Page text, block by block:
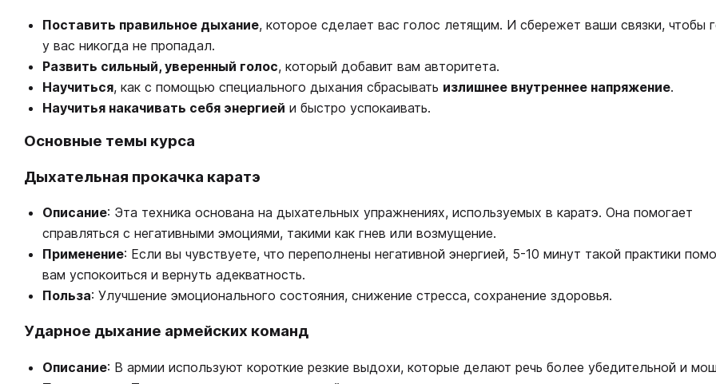
Поставить правильное дыхание, которое сделает вас голос летящим. И сбережет ваши связки, чтобы
у вас никогда не пропадал.
Развить сильный, уверенный голос, который добавит вам авторитета.
Научиться, как с помощью специального дыхания сбрасывать излишнее внутреннее напряжение.
Научитья накачивать себя энергией и быстро успокаивать.
Основные темы курса
Дыхательная прокачка каратэ
Описание: Эта техника основана на дыхательных упражнениях, используемых в каратэ. Она помогает
справляться с негативными эмоциями, такими как гнев или возмущение.
Применение: Если вы чувствуете, что переполнены негативной энергией, 5-10 минут такой практики
вам успокоиться и вернуть адекватность.
Польза: Улучшение эмоционального состояния, снижение стресса, сохранение здоровья.
Ударное дыхание армейских команд
Описание: В армии используют короткие резкие выдохи, которые делают речь более убедительной и